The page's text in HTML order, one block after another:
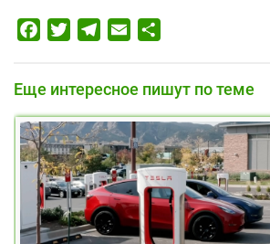
FacebookTwitterTelegram
Email
Еще интересное пишут по теме